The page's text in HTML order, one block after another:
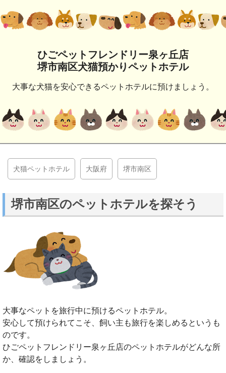
ひごペットフレンドリー泉ヶ丘店
堺市南区犬猫預かりペットホテル
大事な犬猫を安心できるペットホテルに預けましょう。
犬猫ペットホテル 大阪府 堺市南区
堺市南区のペットホテルを探そう
大事なペットを旅行中に預けるペットホテル。
安心して預けられてこそ、飼い主も旅行を楽しめるというも
のです。
ひごペットフレンドリー泉ヶ丘店のペットホテルがどんな所
か、確認をしましょう。